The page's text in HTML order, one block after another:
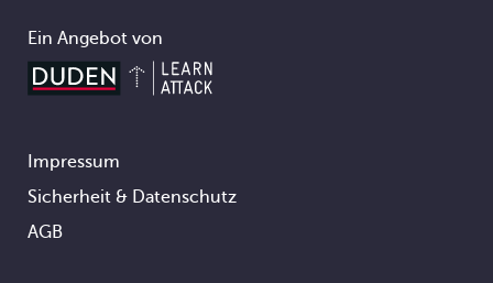
Ein Angebot von
Footer
Impressum
Sicherheit & Datenschutz
AGB